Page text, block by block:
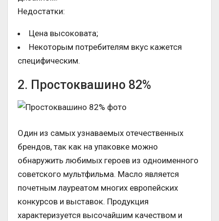
Недостатки:
Цена высоковата;
Некоторым потребителям вкус кажется
специфическим.
2. Простоквашино 82%
Один из самых узнаваемых отечественных
брендов, так как на упаковке можно
обнаружить любимых героев из одноименного
советского мультфильма. Масло является
почетным лауреатом многих европейских
конкурсов и выставок. Продукция
характеризуется высочайшим качеством и